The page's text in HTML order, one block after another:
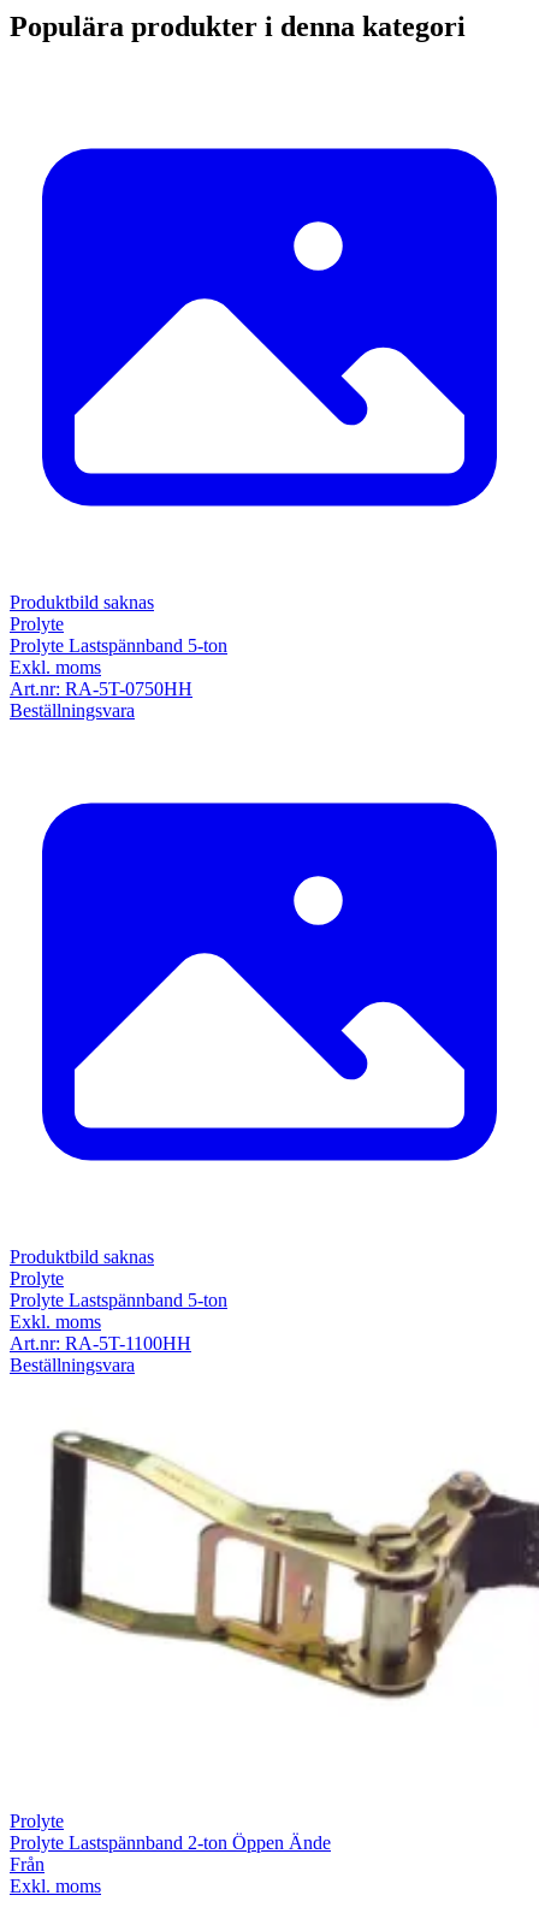
Populära produkter i denna kategori
Produktbild saknas
Prolyte
Prolyte Lastspännband 5-ton
Exkl. moms
Art.nr: RA-5T-0750HH
Beställningsvara
Produktbild saknas
Prolyte
Prolyte Lastspännband 5-ton
Exkl. moms
Art.nr: RA-5T-1100HH
Beställningsvara
Prolyte
Prolyte Lastspännband 2-ton Öppen Ände
Från
Exkl. moms